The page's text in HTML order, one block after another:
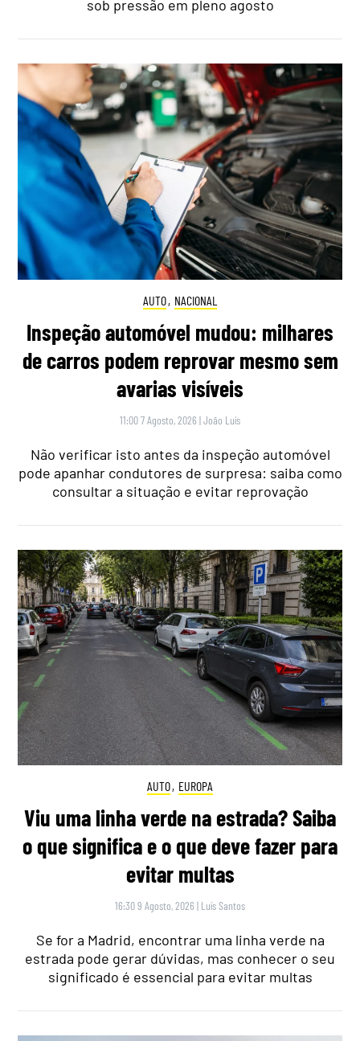
sob pressão em pleno agosto
AUTO, NACIONAL
Inspeção automóvel mudou: milhares
de carros podem reprovar mesmo sem
avarias visíveis
11:00 7 Agosto, 2026 |João Luís
Não verificar isto antes da inspeção automóvel
pode apanhar condutores de surpresa: saiba como
consultar a situação e evitar reprovação
AUTO, EUROPA
Viu uma linha verde na estrada? Saiba
o que significa e o que deve fazer para
evitar multas
16:30 9 Agosto, 2026 | Luís Santos
Se for a Madrid, encontrar uma linha verde na
estrada pode gerar dúvidas, mas conhecer o seu
significado é essencial para evitar multas